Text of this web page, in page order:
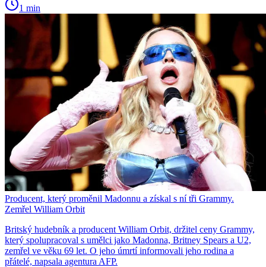
1 min
Producent, který proměnil Madonnu a získal s ní tři Grammy.
Zemřel William Orbit
Britský hudebník a producent William Orbit, držitel ceny Grammy,
který spolupracoval s umělci jako Madonna, Britney Spears a U2,
zemřel ve věku 69 let. O jeho úmrtí informovali jeho rodina a
přátelé, napsala agentura AFP.